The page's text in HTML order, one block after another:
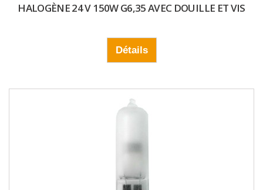
HALOGÈNE 24 V 150W G6,35 AVEC DOUILLE ET VIS
Détails